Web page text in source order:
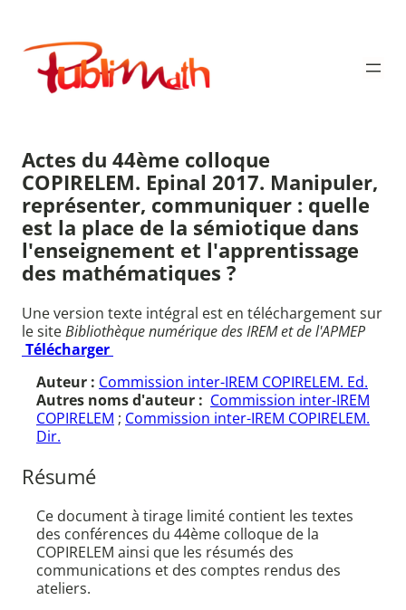
contenu
Publimath
Actes du 44ème colloque
COPIRELEM. Epinal 2017. Manipuler,
représenter, communiquer : quelle
est la place de la sémiotique dans
l'enseignement et l'apprentissage
des mathématiques ?
Une version texte intégral est en téléchargement sur
le siteBibliothèque numérique des IREM et de l'APMEP
Télécharger
Auteur : Commission inter-IREM COPIRELEM. Ed.
Autres noms d'auteur : Commission inter-IREM
COPIRELEM ; Commission inter-IREM COPIRELEM.
Dir.
Résumé
Ce document à tirage limité contient les textes
des conférences du 44ème colloque de la
COPIRELEM ainsi que les résumés des
communications et des comptes rendus des
ateliers.